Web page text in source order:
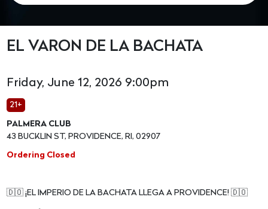
EL VARON DE LA BACHATA
Friday, June 12, 2026 9:00pm
21+
PALMERA CLUB
43 BUCKLIN ST, PROVIDENCE, RI, 02907
Ordering Closed
🇩🇴 ¡EL IMPERIO DE LA BACHATA LLEGA A PROVIDENCE! 🇩🇴